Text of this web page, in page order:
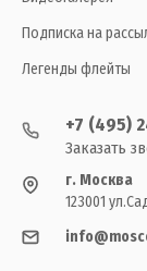
Подписка на
Легенды флейты
+7 (495)
Заказать
г. Москва
123001